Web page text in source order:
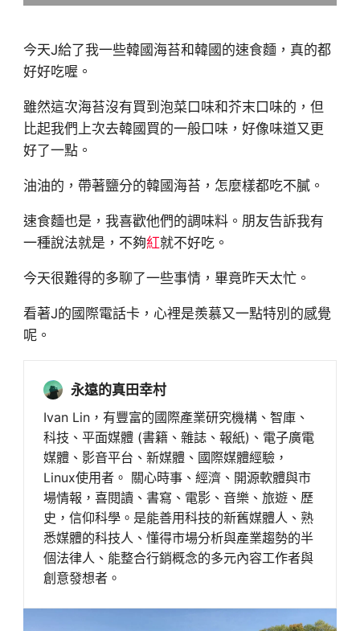
今天J給了我一些韓國海苔和韓國的速食麵，真的都
好好吃喔。
雖然這次海苔沒有買到泡菜口味和芥末口味的，但
比起我們上次去韓國買的一般口味，好像味道又更
好了一點。
油油的，帶著鹽分的韓國海苔，怎麼樣都吃不膩。
速食麵也是，我喜歡他們的調味料。朋友告訴我有
一種說法就是，不夠紅就不好吃。
今天很難得的多聊了一些事情，畢竟昨天太忙。
看著J的國際電話卡，心裡是羨慕又一點特別的感覺
呢。
永遠的真田幸村
Ivan Lin，有豐富的國際產業研究機構、智庫、
科技、平面媒體 (書籍、雜誌、報紙)、電子廣電
媒體、影音平台、新媒體、國際媒體經驗，
Linux使用者。 關心時事、經濟、開源軟體與市
場情報，喜閱讀、書寫、電影、音樂、旅遊、歷
史，信仰科學。是能善用科技的新舊媒體人、熟
悉媒體的科技人、懂得市場分析與產業趨勢的半
個法律人、能整合行銷概念的多元內容工作者與
創意發想者。